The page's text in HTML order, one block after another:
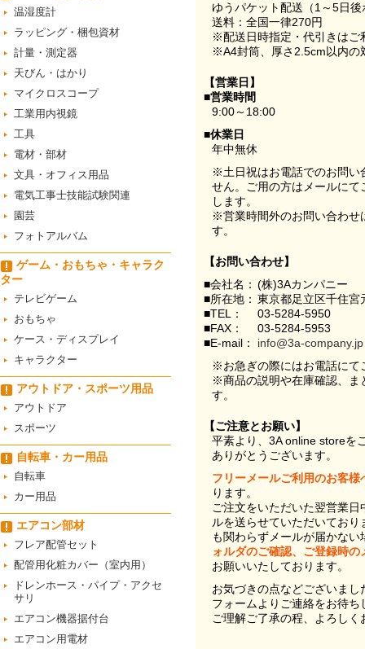
温湿度計
ラッピング・梱包資材
計量・測定器
天びん・はかり
マイクロスコープ
工業用内視鏡
工具
電材・部材
文具・オフィス用品
電気工事士技能試験関連
園芸
フォトアルバム
ゲーム・おもちゃ・キャラク
ター
テレビゲーム
おもちゃ
ケース・ディスプレイ
キャラクター
アウトドア・スポーツ用品
アウトドア
スポーツ
自転車・カー用品
自転車
カー用品
エアコン部材
フレア配管セット
配管用化粧カバー（室内用）
ドレンホース・パイプ・アクセ
サリ
エアコン機器据付台
エアコン用電材
ゆうパケット配送（1～5日
送料：全国一律270円
※配送日時指定・代引きはご
※A4封筒、厚さ2.5cm以内の
【営業日】
■営業時間
9:00～18:00
■休業日
年中無休
※土日祝はお電話でのお問い
せん。ご用の方はメールに
します。
※営業時間外のお問い合わせ
す。
【お問い合わせ】
■会社名： (株)3Aカンパニー
■所在地： 東京都足立区千住
■TEL：
03-5284-5950
■FAX：
03-5284-5953
■E-mail：
info@3a-company.jp
※お急ぎの際にはお電話にて
※商品の説明や在庫確認、ま
す。
【ご注意とお願い】
平素より、3A online storeを
ありがとうございます。
フリーメールご利用のお客様
ります。
ご注文をいただいた翌営業
ルを送らせていただいてお
も関わらずメールが届かない
ォルダのご確認、ご登録時
お願いいたしております。
お気づきの点などございま
フォームよりご連絡をお待ち
ご理解ご了承の程、よろし